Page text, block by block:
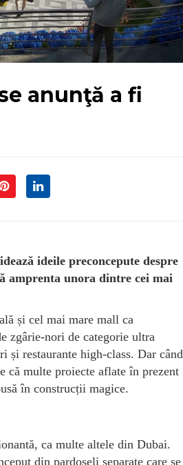
anunţă a fi
ideile preconcepute despre
amprenta unora dintre cei mai
și cel mai mare mall ca
zgârie-nori de categorie ultra
și restaurante high-class. Dar când
că multe proiecte aflate în prezent
în construcții magice.
ca multe altele din Dubai.
din pardoseli separate care se